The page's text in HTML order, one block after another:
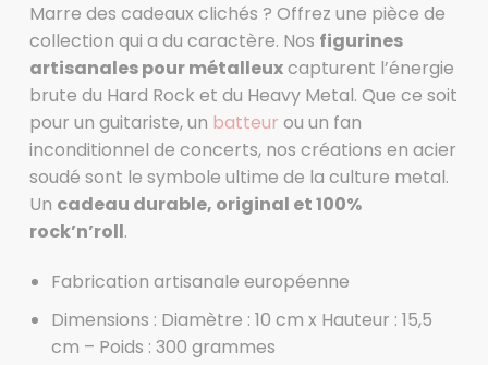
Marre des cadeaux clichés ? Offrez une pièce de
collection qui a du caractère. Nos figurines
artisanales pour métalleuxcapturent l’énergie
brute du Hard Rock et du Heavy Metal. Que ce soit
pour un guitariste, un batteur ou un fan
inconditionnel de concerts, nos créations en acier
soudé sont le symbole ultime de la culture metal.
Un cadeau durable, original et 100%
rock’n’roll.
Fabrication artisanale européenne
Dimensions : Diamètre : 10 cm x Hauteur : 15,5
cm – Poids : 300 grammes